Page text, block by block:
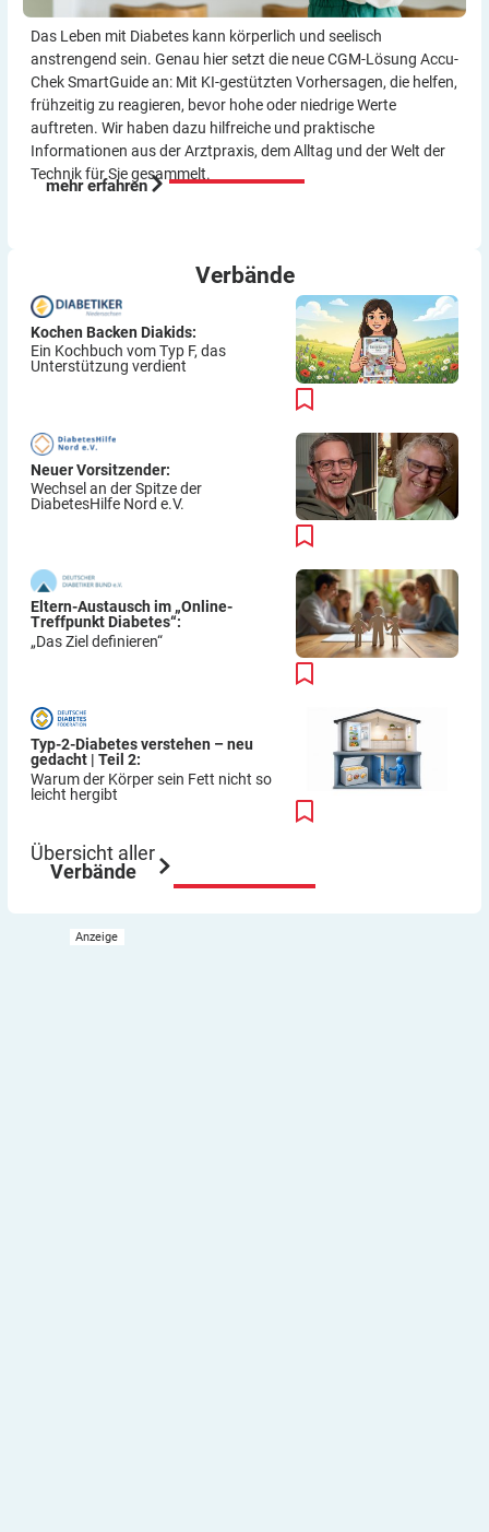
Das Leben mit Diabetes kann körperlich und seelisch
anstrengend sein. Genau hier setzt die neue CGM-Lösung Accu-
Chek SmartGuide an: Mit KI-gestützten Vorher­sagen, die helfen,
frühzeitig zu reagieren, bevor hohe oder niedrige Werte
auftreten. Wir haben dazu hilf­reiche und praktische
Informationen aus der Arzt­praxis, dem Alltag und der Welt der
Technik für Sie gesammelt.
mehr erfahren
Verbände
Kochen Backen Diakids:
Ein Kochbuch vom Typ F, das
Unterstützung verdient
Neuer Vorsitzender:
Wechsel an der Spitze der
DiabetesHilfe Nord e.V.
Eltern-Austausch im „Online-
Treffpunkt Diabetes“:
„Das Ziel definieren“
Typ-2-Diabetes verstehen – neu
gedacht | Teil 2:
Warum der Körper sein Fett nicht so
leicht hergibt
Übersicht aller
Verbände